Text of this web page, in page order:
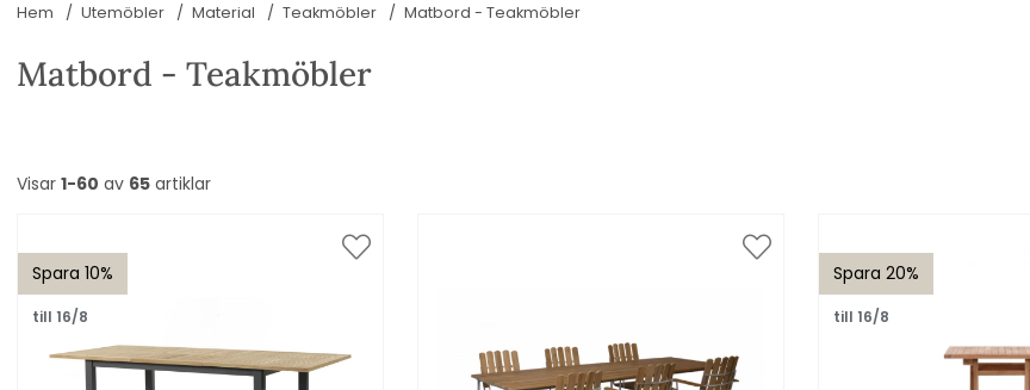
Hem Utemöbler Material Teakmöbler Matbord - Teakmöbler
Matbord - Teakmöbler
Visar 1-60 av 65 artiklar
Spara 10%
till 16/8
Spara 20%
till 16/8